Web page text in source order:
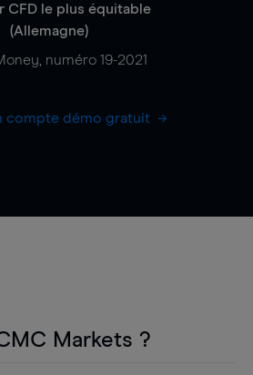
CFD le plus équitable
(Allemagne)
numéro 19-2021
compte démo gratuit
Markets ?